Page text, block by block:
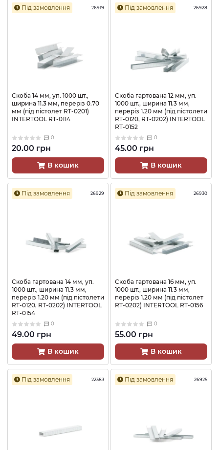
Під замовлення 26919
Скоба 14 мм, уп. 1000 шт.,
ширина 11.3 мм, переріз 0.70
мм (під пістолет RT-0201)
INTERTOOL RT-0114
0
20.00 грн
В кошик
Під замовлення 26928
Скоба гартована 12 мм, уп.
1000 шт., ширина 11.3 мм,
переріз 1.20 мм (під пістолети
RT-0120, RT-0202) INTERTOOL
RT-0152
0
45.00 грн
В кошик
Під замовлення 26929
Скоба гартована 14 мм, уп.
1000 шт., ширина 11.3 мм,
переріз 1.20 мм (під пістолети
RT-0120, RT-0202) INTERTOOL
RT-0154
0
49.00 грн
В кошик
Під замовлення 26930
Скоба гартована 16 мм, уп.
1000 шт., ширина 11.3 мм,
переріз 1.20 мм (під пістолет
RT-0202) INTERTOOL RT-0156
0
55.00 грн
В кошик
Під замовлення 22383 Під замовлення 26925